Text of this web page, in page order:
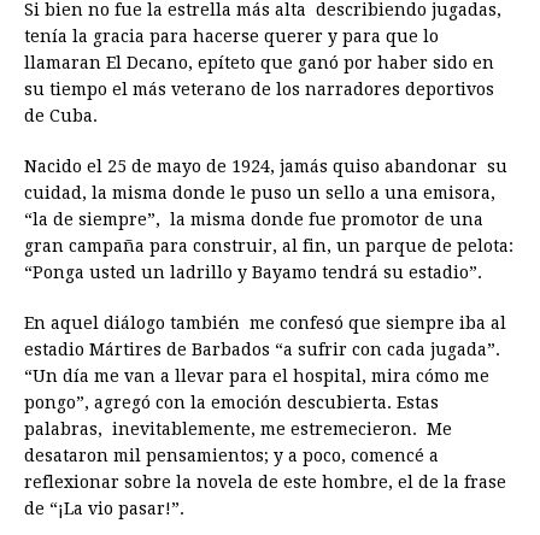
Si bien no fue la estrella más alta describiendo jugadas,
tenía la gracia para hacerse querer y para que lo
llamaran El Decano, epíteto que ganó por haber sido en
su tiempo el más veterano de los narradores deportivos
de Cuba.
Nacido el 25 de mayo de 1924, jamás quiso abandonar su
cuidad, la misma donde le puso un sello a una emisora,
“la de siempre”, la misma donde fue promotor de una
gran campaña para construir, al fin, un parque de pelota:
“Ponga usted un ladrillo y Bayamo tendrá su estadio”.
En aquel diálogo también me confesó que siempre iba al
estadio Mártires de Barbados “a sufrir con cada jugada”.
“Un día me van a llevar para el hospital, mira cómo me
pongo”, agregó con la emoción descubierta. Estas
palabras, inevitablemente, me estremecieron. Me
desataron mil pensamientos; y a poco, comencé a
reflexionar sobre la novela de este hombre, el de la frase
de “¡La vio pasar!”.